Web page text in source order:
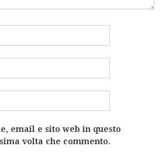
email e sito web in questo
volta che commento.